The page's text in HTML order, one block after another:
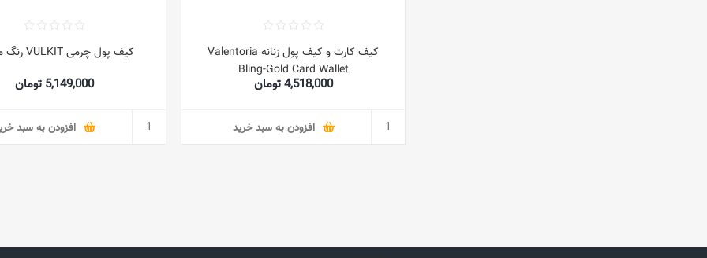
کیف کارت و کیف پول زنانه Valentoria
Bling-Gold Card Wallet
4,518,000 تومان
افزودن به سبد خرید
کیف پول چرمی VULKIT رنگ مشکی
5,149,000 تومان
افزودن به سبد